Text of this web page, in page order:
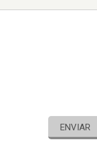
ENVIAR